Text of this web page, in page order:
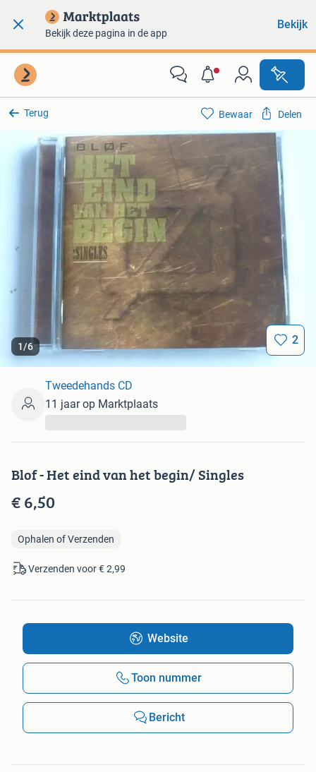
Bekijk deze pagina in de app
Bekijk
Terug
1/6 2
Bewaar Delen
Blof - Het eind van het begin/ Singles
€ 6,50
Ophalen of Verzenden
Verzenden voor € 2,99
Tweedehands CD
11 jaar op Marktplaats
Website
Toon nummer
Bericht